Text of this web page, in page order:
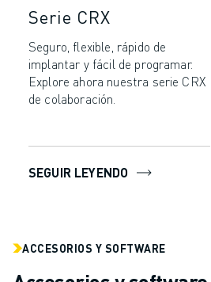
ÚNASE A NOSOTROS " PORTAL DE
CONTACTAR
CONTACTE
UBICACIONES
IMPRINT
Serie CRX
Seguro, flexible, rápido de
implantar y fácil de programar.
Explore ahora nuestra serie CRX
de colaboración.
SEGUIR LEYENDO
ACCESORIOS Y SOFTWARE